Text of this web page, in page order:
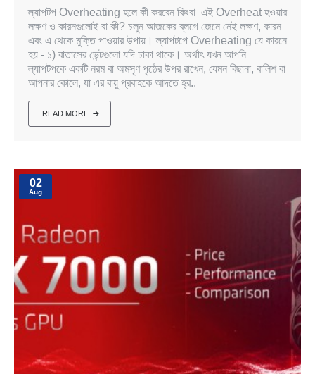
ল্যাপটপ Overheating হলে কী করবেন কিংবা এই Overheat হওয়ার
লক্ষণ ও কারনগুলোই বা কী? চলুন আজকের ব্লগে জেনে নেই লক্ষণ, কারন
এবং এ থেকে মুক্তি পাওয়ার উপায়। ল্যাপটপে Overheating যে কারনে
হয় - ১) বাতাসের ভেন্টগুলো যদি ঢাকা থাকে। অর্থাৎ যখন আপনি
ল্যাপটপকে একটি নরম বা অমসৃণ পৃষ্ঠের উপর রাখেন, যেমন বিছানা, বালিশ বা
আপনার কোলে, যা এর বায়ু প্রবাহকে আদতে হ্র..
READ MORE
02
Aug